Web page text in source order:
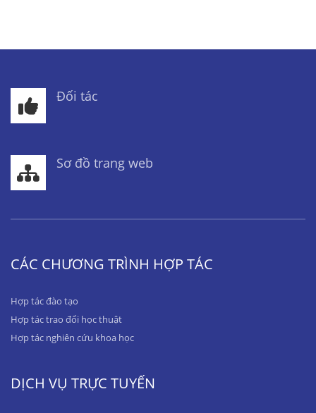
Đối tác
Sơ đồ trang web
CÁC CHƯƠNG TRÌNH HỢP TÁC
Hợp tác đào tạo
Hợp tác trao đổi học thuật
Hợp tác nghiên cứu khoa học
DỊCH VỤ TRỰC TUYẾN